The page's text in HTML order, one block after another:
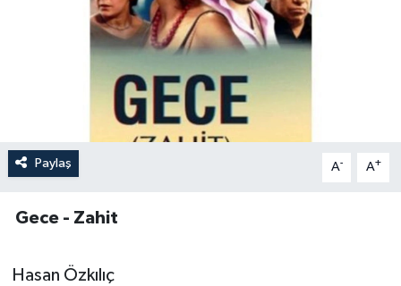
Paylaş A- A+
Gece - Zahit
Hasan Özkılıç